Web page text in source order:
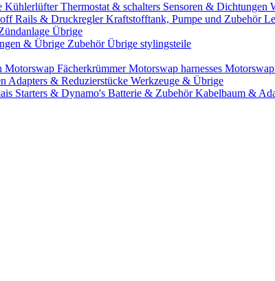
KühlerlüfterThermostat & schalters Sensoren & Dichtungen
Rails & DruckreglerKraftstofftank, Pumpe und Zubehör
Übrige
& Übrige ZubehörÜbrige stylingsteile
Motorswap FächerkrümmerMotorswap harnesses
Adapters & Reduzierstücke Werkzeuge & Übrige
Starters & Dynamo's Batterie & ZubehörKabelbaum &